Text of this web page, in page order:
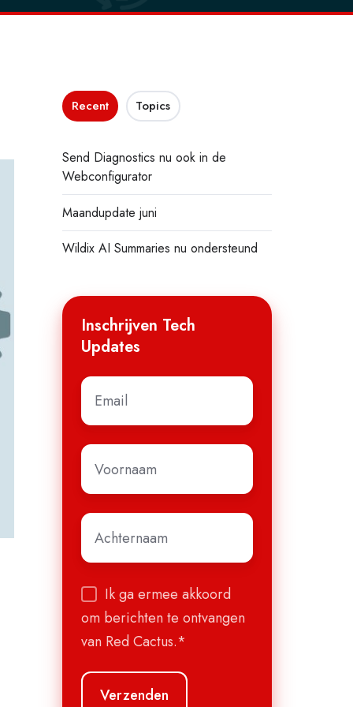
Recent Topics
Send Diagnostics nu ook in de
Webconfigurator
Maandupdate juni
Wildix AI Summaries nu ondersteund
Inschrijven Tech
Updates
E-
mail*
Voornaam
Achternaam
Ik ga ermee akkoord
om berichten te ontvangen
van Red Cactus.*